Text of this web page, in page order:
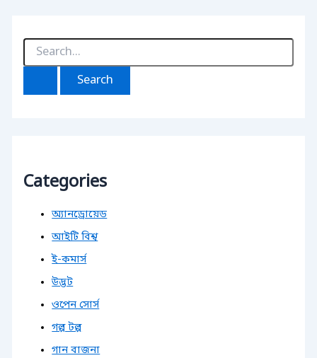
S
Categories
অ্যানড্রোয়েড
আইটি বিশ্ব
ই-কমার্স
উদ্ভট
ওপেন সোর্স
গল্প টল্প
গান বাজনা